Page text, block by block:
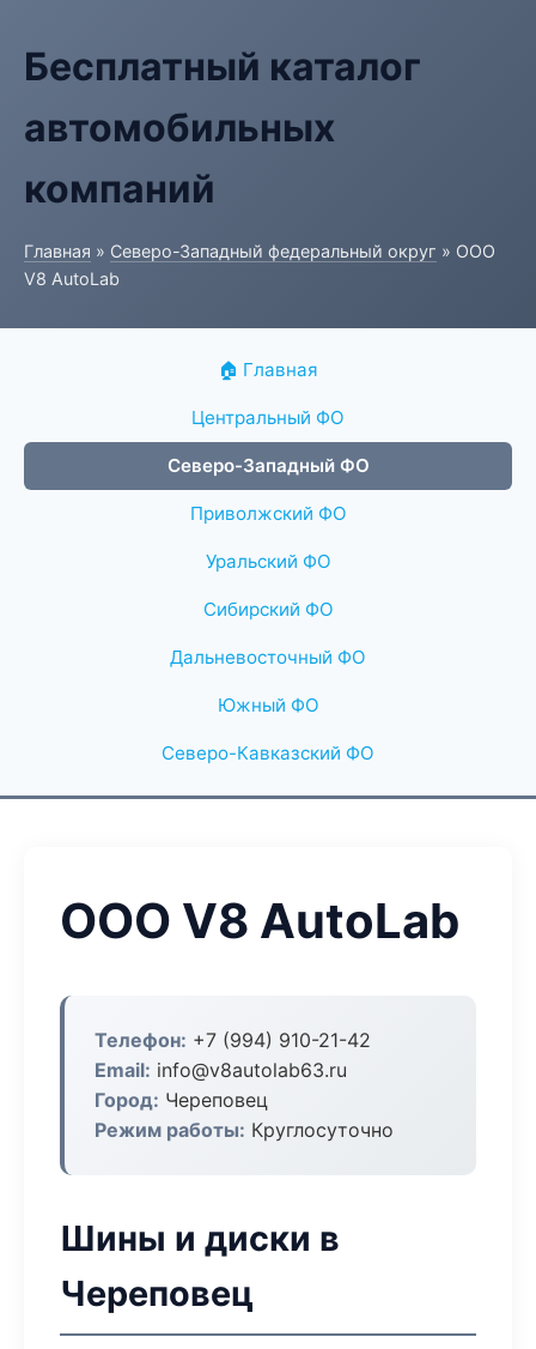
Бесплатный каталог
автомобильных
компаний
Главная » Северо-Западный федеральный округ » ООО
V8 AutoLab
🏠 Главная
Центральный ФО
Северо-Западный ФО
Приволжский ФО
Уральский ФО
Сибирский ФО
Дальневосточный ФО
Южный ФО
Северо-Кавказский ФО
ООО V8 AutoLab
Телефон: +7 (994) 910-21-42
Email: info@v8autolab63.ru
Город: Череповец
Режим работы: Круглосуточно
Шины и диски в
Череповец